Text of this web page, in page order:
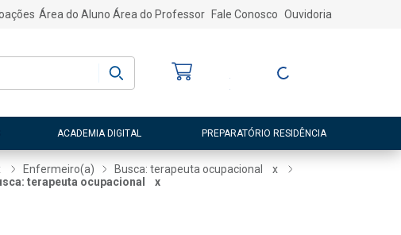
Área do Aluno Área do Professor Fale Conosco Ouvidoria
Entre ou Cadastre-
ACADEMIA DIGITAL PREPARATÓRIO RESIDÊNCIA
Enfermeiro(a) Busca: terapeuta ocupacional
x
terapeuta ocupacional x